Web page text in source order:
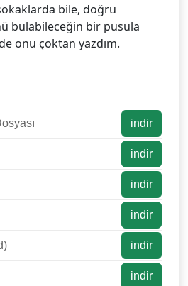
bile, doğru
bulabileceğin bir pusula
onu çoktan yazdım.
indir
indir
indir
indir
indir
indir